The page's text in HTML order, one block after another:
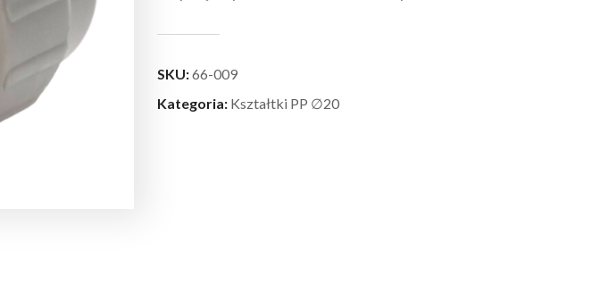
SKU:66-009
Kategoria: Kształtki PP ∅20